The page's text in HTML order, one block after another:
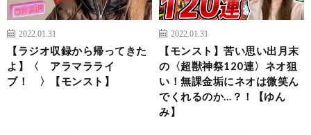
2022.01.31
【ラジオ収録から帰ってきた
よ】〈 アラマラライ
ブ！ 〉【モンスト】
2022.01.31
【モンスト】苦い思い出月末
の〈超獣神祭120連〉ネオ狙
い！無課金垢にネオは微笑ん
でくれるのか…？！【ゆん
み】